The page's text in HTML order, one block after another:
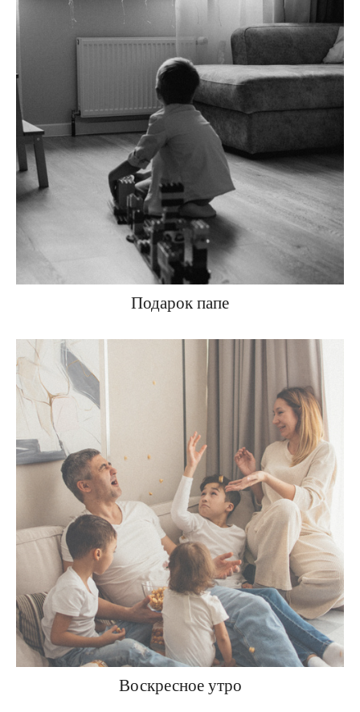
Подарок папе
Воскресное утро